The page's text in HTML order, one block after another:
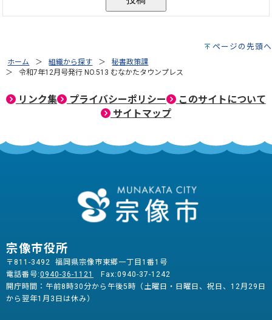
ページの先頭へ
ホーム 組織から探す
秘書政策課
令和7年12月号発行 NO.513 むなかたタウンプレス
リンク集 プライバシーポリシー
このサイトについて
サイトマップ
宗像市役所
〒811-3492 福岡県宗像市東郷一丁目1番1号
電話番号:0940-36-1121
Fax:0940-37-1242
開庁時間：午前8時30分から午後5時（土曜日・日曜日、祝日、12月29日
から翌年1月3日は休み）